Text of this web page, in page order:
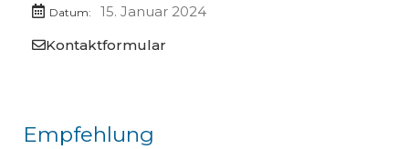
Datum:
15. Januar 2024
Kontaktformular
Empfehlung